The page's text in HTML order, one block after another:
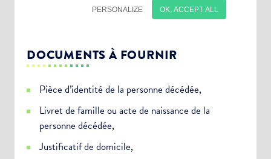
DOCUMENTS À FOURNIR
Pièce d’identité de la personne décédée,
Livret de famille ou acte de naissance de la
personne décédée,
Justificatif de domicile,